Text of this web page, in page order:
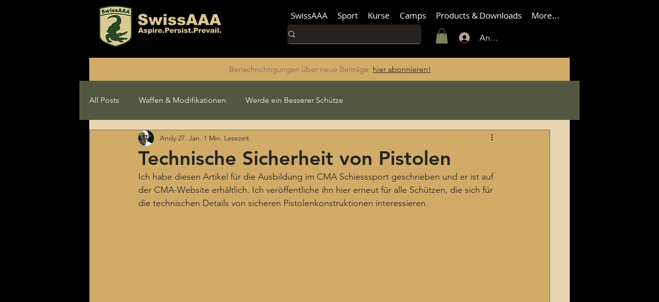
SwissAAA Sport Kurse Camps Products & Downloads More...
Anmelden
Benachrichtigungen über neue Beiträge: hier abonnieren!
All Posts Waffen & Modifikationen Werde ein Besserer Schütze
Technische Sicherheit von Pistolen
Andy 27. Jan. 1 Min. Lesezeit
Ich habe diesen Artikel für die Ausbildung im CMA Schiesssport geschrieben und er ist auf
der CMA-Website erhältlich. Ich veröffentliche ihn hier erneut für alle Schützen, die sich für
die technischen Details von sicheren Pistolenkonstruktionen interessieren.